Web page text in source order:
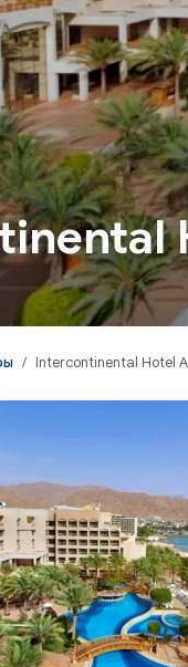
Intercontinental Hotel